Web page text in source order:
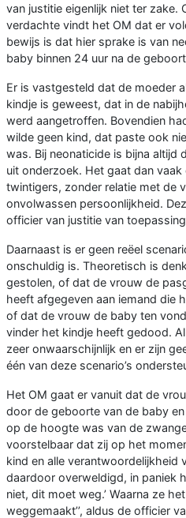
van justitie eigenlijk niet ter zake.
verdachte vindt het OM dat er
bewijs is dat hier sprake is van
baby binnen 24 uur na de
Er is vastgesteld dat de moeder
kindje is geweest, dat in de
werd aangetroffen. Bovendien
wilde geen kind, dat paste ook
was. Bij neonaticide is bijna altijd
uit onderzoek. Het gaat dan
twintigers, zonder relatie met de
onvolwassen persoonlijkheid.
officier van justitie van
Daarnaast is er geen reëel
onschuldig is. Theoretisch is
gestolen, of dat de vrouw de
heeft afgegeven aan iemand die
of dat de vrouw de baby ten
vinder het kindje heeft gedood.
zeer onwaarschijnlijk en er zijn
één van deze scenario’s
Het OM gaat er vanuit dat de
door de geboorte van de baby
op de hoogte was van de
voorstelbaar dat zij op het
kind en alle verantwoordelijkheid
daardoor overweldigd, in paniek
niet, dit moet weg.’ Waarna ze
weggemaakt’’, aldus de officier